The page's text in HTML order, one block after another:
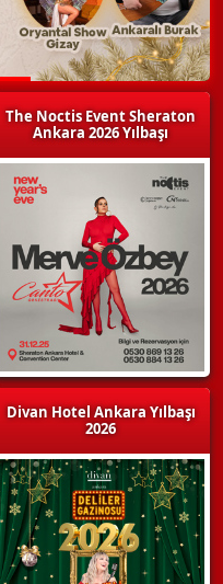
The Noctis Event Sheraton
Ankara 2026 Yılbaşı
Divan Hotel Ankara Yılbaşı
2026